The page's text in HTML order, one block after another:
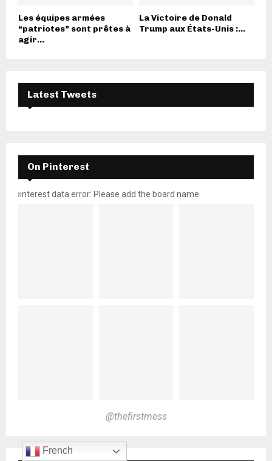
Les équipes armées
“patriotes” sont prêtes à
agir...
La Victoire de Donald
Trump aux États-Unis :...
Latest Tweets
On Pinterest
pinterest data error: Please add the board name
@thefirstmess
French